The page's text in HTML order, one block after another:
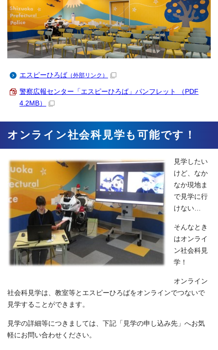
エスピーひろば （外部リンク）
警察広報センター「エスピーひろば」パンフレット （PDF
4.2MB）
オンライン社会科見学も可能です！
見学したい
けど、なか
なか現地ま
で見学に行
けない…
そんなとき
はオンライ
ン社会科見
学！
オンライン
社会科見学は、教室等とエスピーひろばをオンラインでつないで
見学することができます。
見学の詳細等につきましては、下記「見学の申し込み先」へお気
軽にお問い合わせください。